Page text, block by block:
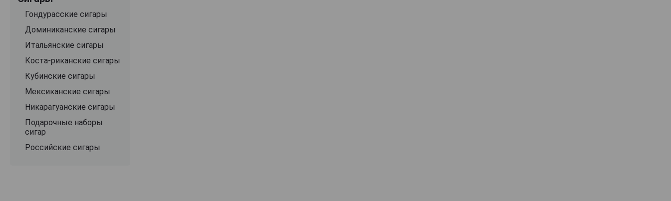
Гондурасские сигары
Доминиканские сигары
Итальянские сигары
Коста-риканские сигары
Кубинские сигары
Мексиканские сигары
Никарагуанские сигары
Подарочные наборы
сигар
Российские сигары